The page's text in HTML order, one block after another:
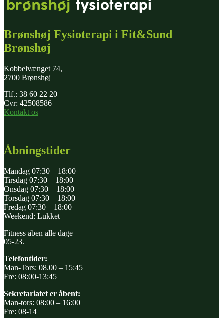
Brønshøj Fysioterapi i Fit&Sund
Brønshøj
Kobbelvænget 74,
2700 Brønshøj
Tlf.: 38 60 22 20
Cvr: 42508586
Kontakt os
Åbningstider
Mandag 07:30 – 18:00
Tirsdag 07:30 – 18:00
Onsdag 07:30 – 18:00
Torsdag 07:30 – 18:00
Fredag 07:30 – 18:00
Weekend: Lukket
Fitness åben alle dage
05-23.
Telefontider:
Man-Tors: 08.00 – 15:45
Fre: 08:00-13:45
Sekretariatet er åbent:
Man-tors: 08:00 – 16:00
Fre: 08-14